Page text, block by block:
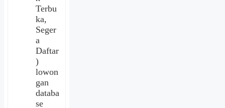
Terbu
ka,
Seger
a
Daftar
)
lowon
gan
databa
se